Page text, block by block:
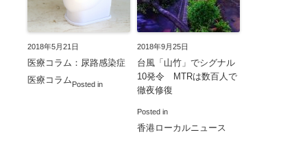
2018年5月21日
医療コラム：尿路感染症
Posted in
医療コラム
2018年9月25日
台風「山竹」でシグナル
10発令 MTRは数百人で
徹夜修復
Posted in
香港ローカルニュース